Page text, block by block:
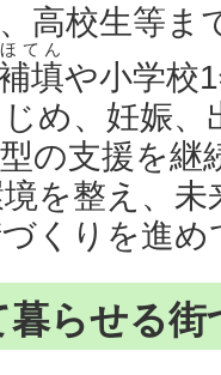
高校生等ま
填
ほてん
や小学校
め、妊娠
の支援を継
を整え、
くりを進
らせる街